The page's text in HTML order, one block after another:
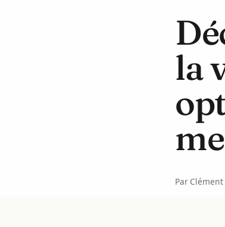
la
Par Clément